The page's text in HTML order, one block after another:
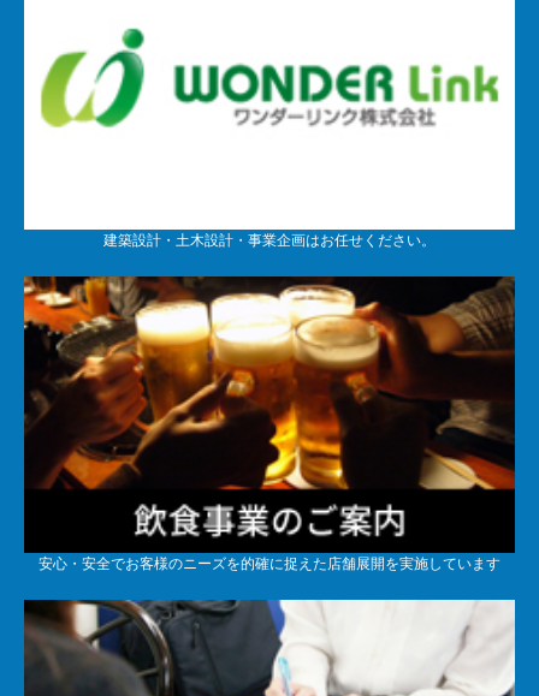
建築設計・土木設計・事業企画はお任せください。
安心・安全でお客様のニーズを的確に捉えた店舗展開を実施しています